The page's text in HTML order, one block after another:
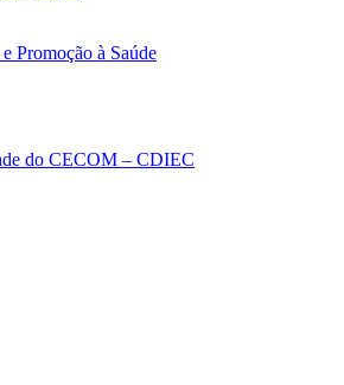
Promoção à Saúde
do CECOM – CDIEC